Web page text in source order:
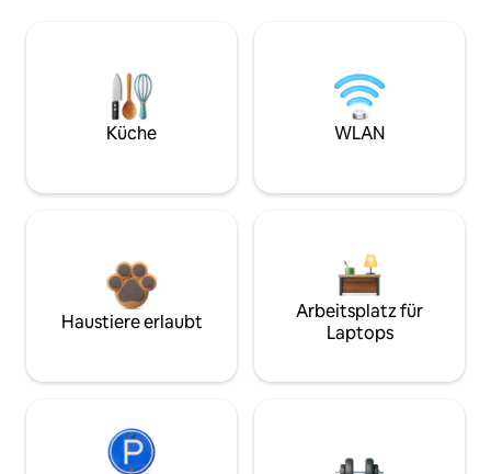
Küche WLAN
Haustiere erlaubt
Arbeitsplatz für
Laptops